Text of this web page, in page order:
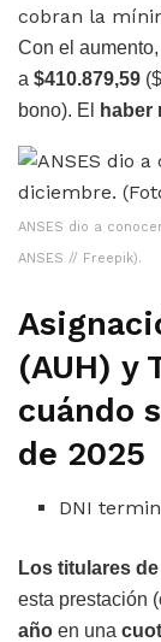
cobran la
Con el
a $410.879,59
bono). El
haber
ANSES dio a
ANSES // Freepik).
(AUH) y
cuándo
de 2025
DNI
Los titulares de
esta prestación
año en una